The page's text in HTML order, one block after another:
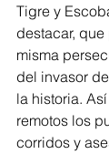
Tigre y
destacar,
misma
del invasor
la historia.
remotos los
corridos y